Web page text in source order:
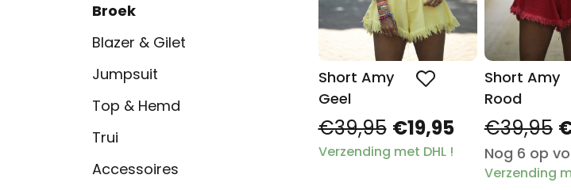
Broek
Blazer & Gilet
Jumpsuit
Top & Hemd
Trui
Accessoires
Short Amy
Geel
€39,95 €19,95
Verzending met DHL !
Short Amy
Rood
€39,95
Nog 6 op
Verzending